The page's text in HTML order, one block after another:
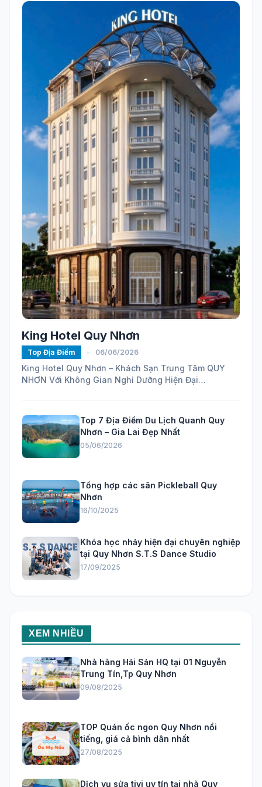
King Hotel Quy Nhơn
Top Địa Điểm - 06/06/2026
King Hotel Quy Nhơn – Khách Sạn Trung Tâm QUY
NHƠN Với Không Gian Nghỉ Dưỡng Hiện Đại
Top 7 Địa Điểm Du Lịch Quanh Quy
Nhơn – Gia Lai Đẹp Nhất
05/06/2026
Tổng hợp các sân Pickleball Quy
Nhơn
16/10/2025
Khóa học nhảy hiện đại chuyên nghiệp
tại Quy Nhơn S.T.S Dance Studio
17/09/2025
XEM NHIỀU
Nhà hàng Hải Sản HQ tại 01 Nguyễn
Trung Tín,Tp Quy Nhơn
09/08/2025
TOP Quán ốc ngon Quy Nhơn nổi
tiếng, giá cả bình dân nhất
27/08/2025
Dịch vụ sửa tivi uy tín tại nhà Quy